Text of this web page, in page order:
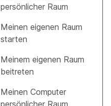
persönlicher Raum
Meinen eigenen Raum
starten
Meinem eigenen Raum
beitreten
Meinen Computer
persönlicher Raum